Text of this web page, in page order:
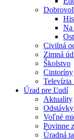
Na
Civilná
Zimná
Školstvo
Cintoríny
Televízia
Úrad pre Ľudí
Aktuality
Voľné
Povinne
Úradná